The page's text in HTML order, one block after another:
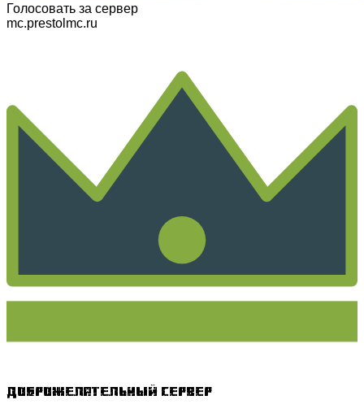
Голосовать за сервер
mc.prestolmc.ru
Доброжелательный сервер